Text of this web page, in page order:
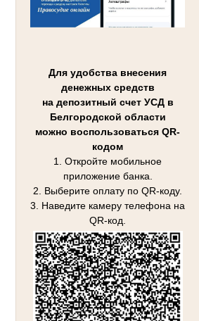
Для удобства внесения
денежных средств
на депозитный счет УСД в
Белгородской области
можно воспользоваться QR-
кодом
1. Откройте мобильное
приложение банка.
2. Выберите оплату по QR-коду.
3. Наведите камеру телефона на
QR-код.